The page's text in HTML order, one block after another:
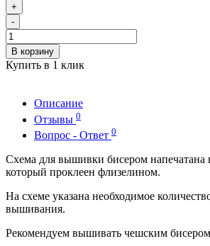
+
-
В корзину
Купить в 1 клик
Описание
Отзывы 0
Вопрос - Ответ 0
Схема для вышивки бисером напечатана
который проклеен флизелином.
На схеме указана необходимое
вышивания.
Рекомендуем вышивать чешским бисером